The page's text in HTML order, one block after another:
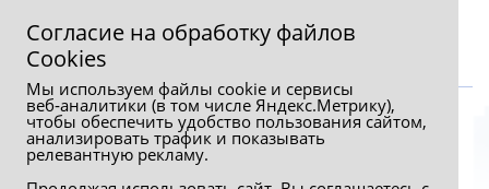
Согласие на обработку файлов
Сookies
Мы используем файлы cookie и сервисы
веб‑аналитики (в том числе Яндекс.Метрику),
чтобы обеспечить удобство пользования сайтом,
анализировать трафик и показывать
релевантную рекламу.